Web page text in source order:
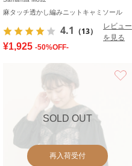
麻タッチ透かし編みニットキャミソール
4.1 （13）
レビュー
を見る
¥1,925 -50%OFF-
SOLD OUT
再入荷受付